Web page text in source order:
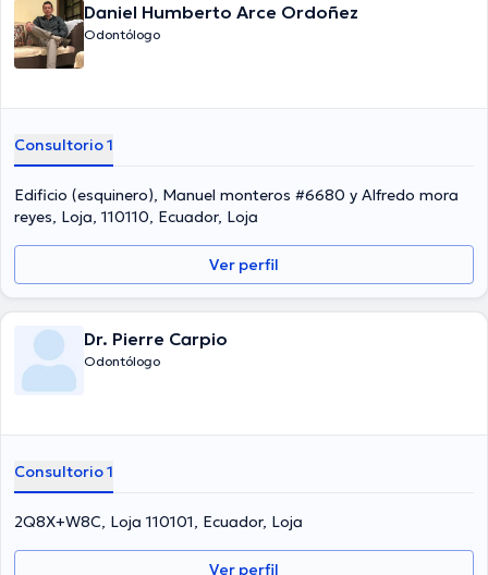
Daniel Humberto Arce Ordoñez
Odontólogo
Consultorio 1
Edificio (esquinero), Manuel monteros #6680 y Alfredo mora
reyes, Loja, 110110, Ecuador, Loja
Ver perfil
Dr. Pierre Carpio
Odontólogo
Consultorio 1
2Q8X+W8C, Loja 110101, Ecuador, Loja
Ver perfil